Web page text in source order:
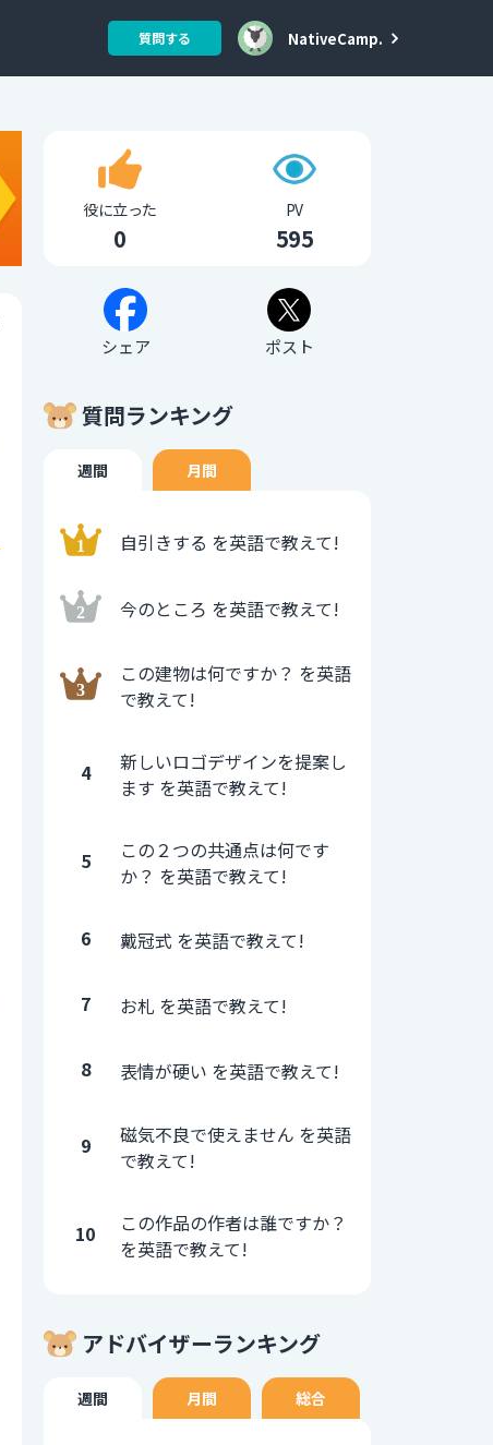
質問する NativeCamp.
役に立った
0
PV
595
シェア ポスト
質問ランキング
週間 月間
自引きする を英語で教えて!
今のところ を英語で教えて!
この建物は何ですか？ を英語
で教えて!
4
新しいロゴデザインを提案し
ます を英語で教えて!
5
この２つの共通点は何です
か？ を英語で教えて!
6 戴冠式 を英語で教えて!
7 お札 を英語で教えて!
8 表情が硬い を英語で教えて!
9
磁気不良で使えません を英語
で教えて!
10
この作品の作者は誰ですか？
を英語で教えて!
アドバイザーランキング
週間 月間 総合